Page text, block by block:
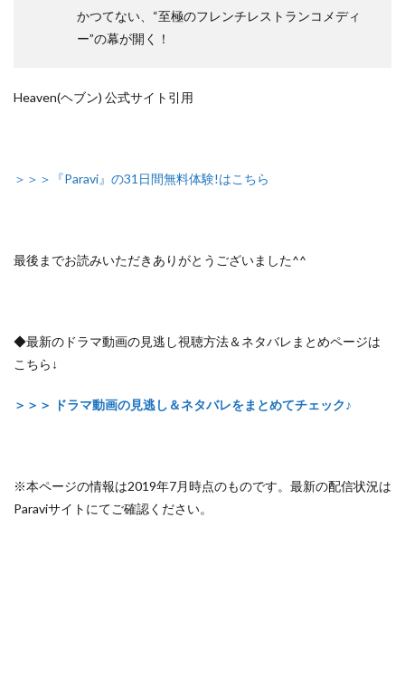
かつてない、“至極のフレンチレストランコメディ
ー”の幕が開く！
Heaven(ヘブン) 公式サイト引用
＞＞＞『Paravi』の31日間無料体験!はこちら
最後までお読みいただきありがとうございました^^
◆最新のドラマ動画の見逃し視聴方法＆ネタバレまとめページは
こちら↓
＞＞＞ ドラマ動画の見逃し＆ネタバレをまとめてチェック♪
※本ページの情報は2019年7月時点のものです。最新の配信状況は
Paraviサイトにてご確認ください。